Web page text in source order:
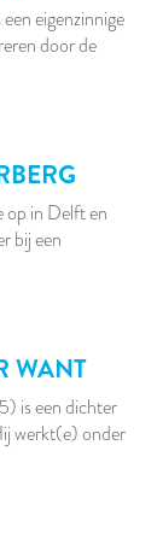
eigenzinnige
door de
op in Delft en
bij een
WANT
is een dichter
werkt(e) onder